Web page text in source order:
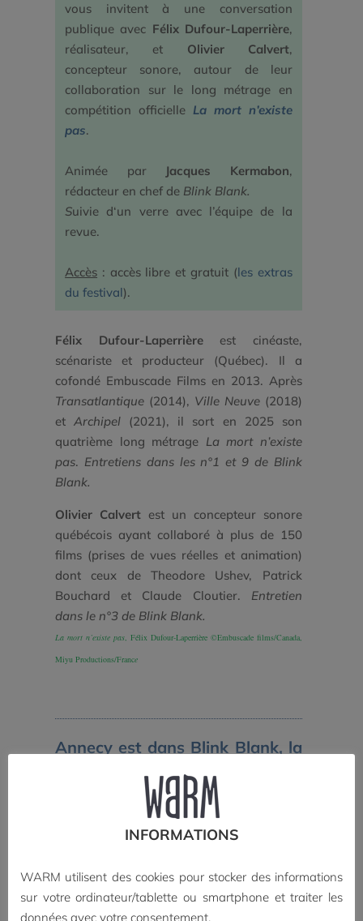
vous invitent à une conversation
publique avec Félix Dufour-Laperrière,
réalisateur, et Olivier Calvert,
concepteur sonore, autour de leur
collaboration sur le long métrage en
compétition officielle La mort n’existe
pas.
Animée par Jacques Kermabon,
rédacteur en chef de Blink Blank.
Suivie d‘un verre avec l’équipe de la
revue.
Accès : accès libre et gratuit (les extras
du festival).
Félix Dufour-Laperrièreest cinéaste,
scénariste et producteur (Québec). Il a
cofondé Embuscade Films en 2013. Après
Transatlantique (2014), Ville Neuve(2018)
etArchipel (2021), il sort en 2025 son
quatrième long métrage La mort n’existe
pas. Entretiens dans les n°1 et 9 de Blink
Blank.
Olivier Calvert est un concepteur sonore
québécois ayant collaboré à plus de 150
films (prises de vues réelles et animation)
dont ceux de Theodore Ushev, Patrick
Bouchard et Claude Cloutier. Entretien
dans le n°3 de Blink Blank.
La mort n’existe pas, Félix Dufour-Laperrière ©Embuscade films/Canada,
Miyu Productions/France
Annecy est dans Blink Blank, la
Pour prolonger le festival Annecy
2025 ou le vivre à distance, retrouvez
dans les numéros parus deBlink
Blank, la revue du film d’animation:
INFORMATIONS
WARM utilisent des cookies pour stocker des informations
sur votre ordinateur/tablette ou smartphone et traiter les
données avec votre consentement.